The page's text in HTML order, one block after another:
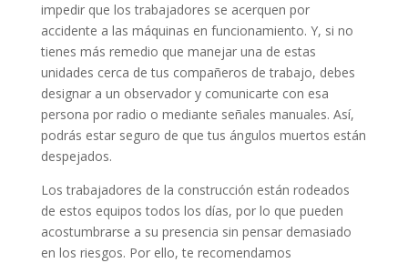
impedir que los trabajadores se acerquen por
accidente a las máquinas en funcionamiento. Y, si no
tienes más remedio que manejar una de estas
unidades cerca de tus compañeros de trabajo, debes
designar a un observador y comunicarte con esa
persona por radio o mediante señales manuales. Así,
podrás estar seguro de que tus ángulos muertos están
despejados.
Los trabajadores de la construcción están rodeados
de estos equipos todos los días, por lo que pueden
acostumbrarse a su presencia sin pensar demasiado
en los riesgos. Por ello, te recomendamos